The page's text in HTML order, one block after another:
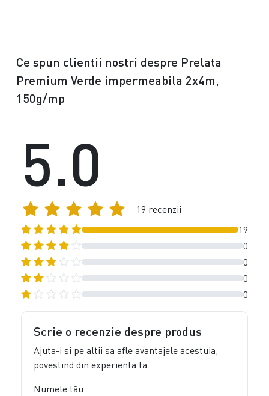
Ce spun clientii nostri despre Prelata
Premium Verde impermeabila 2x4m,
150g/mp
19
0
0
0
0
5.0
19 recenzii
Scrie o recenzie despre produs
Ajuta-i si pe altii sa afle avantajele acestuia,
povestind din experienta ta.
Numele tău: